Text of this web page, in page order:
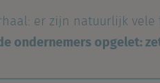
er zijn natuurlijk
ondernemers opgelet: